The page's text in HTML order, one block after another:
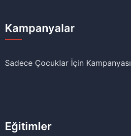
Kampanyalar
Sadece Çocuklar İçin Kampanyası
Eğitimler